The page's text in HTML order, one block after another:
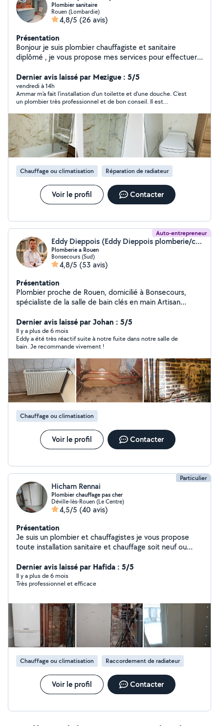
Plombier sanitaire
Rouen (Lombardie)
4,8/5 (26 avis)
Présentation
Bonjour je suis plombier chauffagiste et sanitaire
diplômé , je vous propose mes services pour effectuer
que les raccordements de PVC Pose de sanitaires Pose
de baignoires Pose de robinetteries .
Dernier avis laissé par Mezigue : 5/5
vendredi à 14h
Ammar m'a fait l'installation d'un toilette et d'une douche. C'est
un plombier très professionnel et de bon conseil. Il est
un travail propre, soigné et de bonne qualité. Je le
recommande chaleureusement et je n'hésiterai pas à refaire à
lui si nécessaire. Merci Ammar
Chauffage ou climatisation Réparation de radiateur
Voir le profil Contacter
Auto-entrepreneur
Eddy Dieppois (Eddy Dieppois plomberie/chauffage & salle de bain)
Plomberie a Rouen
Bonsecours (Sud)
4,8/5 (53 avis)
Présentation
Plombier proche de Rouen, domicilié à Bonsecours,
spécialiste de la salle de bain clés en main Artisan
des interventions rapides et efficaces pour tous vos
besoins : fuite d'eau, débouchage, remplacement de
robinetterie, chauffe-eau, WC, etc Spécialiste en
rénovation de salle de bain, je vous accompagne de A à
Z : dépose, plomberie, carrelage, faïence, meubles,
douche à l'italienne Un seul interlocuteur pour un
chantier propre et bien réalisé. Devis gratuits Artisan
local, réactif et ponctuel Dépannage en urgence 6 j/7 à
Rouen et alentours (Bonsecours, Mesnil-Esnard,
Belbeuf, Franqueville-saint -pierre, Darnetal, Saint-Léger-
du-Bourg-Denis, Amfreville-la-Mi-Voie, Bihorel,
Normandie,etc
Dernier avis laissé par Johan : 5/5
Il y a plus de 6 mois
Eddy a été très réactif suite à notre fuite dans notre salle de
bain. Je recommande vivement !
Chauffage ou climatisation
Voir le profil Contacter
Particulier
Hicham Rennai
Plombier chauffage pas cher
Déville-lès-Rouen (Le Centre)
4,5/5 (40 avis)
Présentation
Je suis un plombier et chauffagistes je vous propose
toute installation sanitaire et chauffage soit neuf ou
Dernier avis laissé par Hafida : 5/5
Il y a plus de 6 mois
Très professionnel et efficace
Chauffage ou climatisation Raccordement de radiateur
Voir le profil Contacter